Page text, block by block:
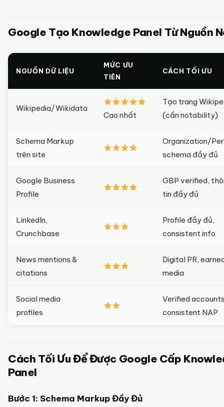
Google Tạo Knowledge Panel Từ Nguồn
NGUỒN DỮ LIỆU
MỨC ƯU
TIÊN
CÁCH TỐI ƯU
Wikipedia/Wikidata
Cao nhất
Tạo trang
(cần notability)
Schema Markup
trên site
Organization/
schema đầy đủ
Google Business
Profile
GBP verified,
tin đầy đủ
LinkedIn,
Crunchbase
Profile đầy đủ,
consistent info
News mentions &
citations
Digital PR,
media
Social media
profiles
Verified
consistent NAP
Cách Tối Ưu Để Được Google Cấp
Panel
Bước 1: Schema Markup Đầy Đủ